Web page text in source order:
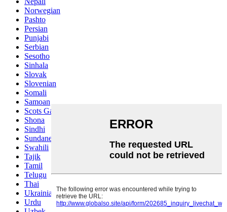
Norwegian
Pashto
Persian
Punjabi
Serbian
Sesotho
Sinhala
Slovak
Slovenian
Somali
Samoan
Scots Gaelic
Shona
Sindhi
Sundanese
Swahili
Tajik
Tamil
Telugu
Thai
Ukrainian
Urdu